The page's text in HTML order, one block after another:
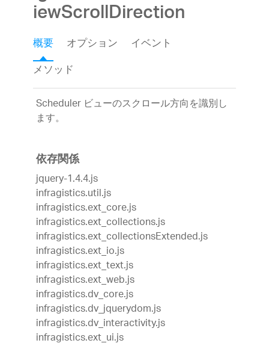
iewScrollDirection
概要 オプション
イベント
メソッド
Scheduler ビューのスクロール方向を識別し
ます。
依存関係
jquery-1.4.4.js
infragistics.util.js
infragistics.ext_core.js
infragistics.ext_collections.js
infragistics.ext_collectionsExtended.js
infragistics.ext_io.js
infragistics.ext_text.js
infragistics.ext_web.js
infragistics.dv_core.js
infragistics.dv_jquerydom.js
infragistics.dv_interactivity.js
infragistics.ext_ui.js